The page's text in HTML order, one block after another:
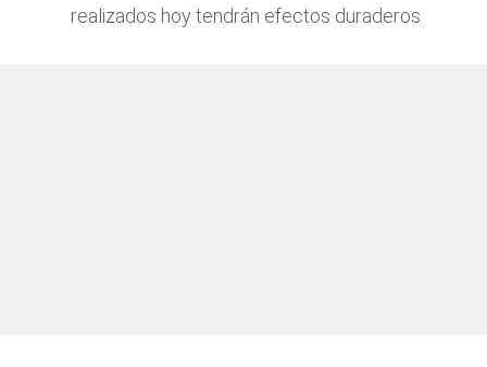
realizados hoy tendrán efectos duraderos